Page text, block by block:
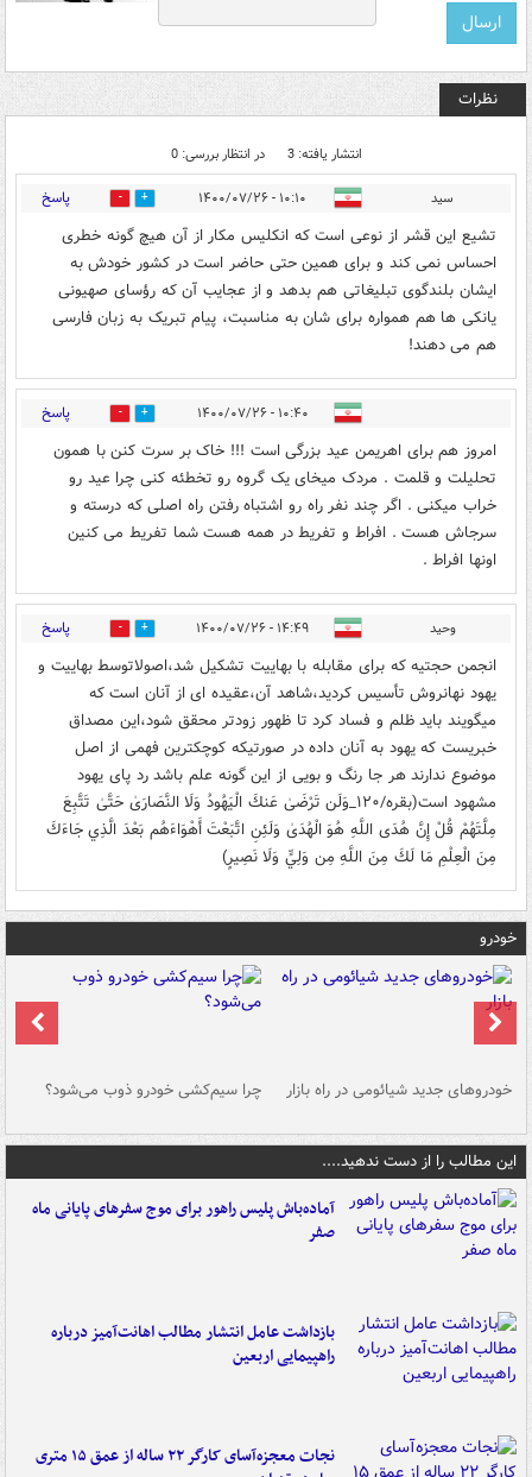
نظرات
انتشار یافته: 3 در انتظار بررسی: 0
سید ۱۰:۱۰ - ۱۴۰۰/۰۷/۲۶ 1 پاسخ
تشیع این قشر از نوعی است که انکلیس مکار از آن هیچ گونه خطری
احساس نمی کند و برای همین حتی حاضر است در کشور خودش به
ایشان بلندگوی تبلیغاتی هم بدهد و از عجایب آن که رؤسای صهیونی
یانکی ها هم همواره برای شان به مناسبت، پیام تبریک به زبان فارسی
هم می دهند!
۱۰:۴۰ - ۱۴۰۰/۰۷/۲۶ 0 پاسخ
امروز هم برای اهریمن عید بزرگی است !!! خاک بر سرت کنن با همون
تحلیلت و قلمت . مردک میخای یک گروه رو تخطئه کنی چرا عید رو
خراب میکنی . اگر چند نفر راه رو اشتباه رفتن راه اصلی که درسته و
سرجاش هست . افراط و تفریط در همه هست شما تفریط می کنین
اونها افراط .
وحید ۱۴:۴۹ - ۱۴۰۰/۰۷/۲۶ 0 پاسخ
انجمن حجتیه که برای مقابله با بهاییت تشکیل شد،اصولاتوسط بهاییت و
یهود نهانروش تأسیس کردید،شاهد آن،عقیده ای از آنان است که
میگویند باید ظلم و فساد کرد تا ظهور زودتر محقق شود،این مصداق
خبریست که یهود به آنان داده در صورتیکه کوچکترین فهمی از اصل
موضوع ندارند هر جا رنگ و بویی از این گونه علم باشد رد پای یهود
مشهود است(بقره/۱۲۰_وَلَن تَرْضَىٰ عَنكَ الْيَهُودُ وَلَا النَّصَارَىٰ حَتَّىٰ تَتَّبِعَ
مِلَّتَهُمْ قُلْ إِنَّ هُدَى اللَّهِ هُوَ الْهُدَىٰ وَلَئِنِ اتَّبَعْتَ أَهْوَاءَهُم بَعْدَ الَّذِي جَاءَكَ
مِنَ الْعِلْمِ مَا لَكَ مِنَ اللَّهِ مِن وَلِيٍّ وَلَا نَصِيرٍ)
خودرو
خودروهای جدید شیائومی در راه بازار چرا سیم‌کشی خودرو ذوب می‌شود؟
این مطالب را از دست ندهید....
آماده‌باش پلیس راهور برای موج سفرهای پایانی ماه
صفر
بازداشت عامل انتشار مطالب اهانت‌آمیز درباره
راهپیمایی اربعین
نجات معجزه‌آسای کارگر ۲۲ ساله از عمق ۱۵ متری